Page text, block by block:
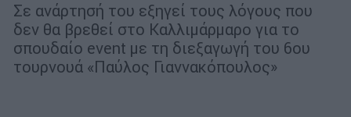
Σε ανάρτησή του εξηγεί τους λόγους που
δεν θα βρεθεί στο Καλλιμάρμαρο για το
σπουδαίο event με τη διεξαγωγή του 6ου
τουρνουά «Παύλος Γιαννακόπουλος»